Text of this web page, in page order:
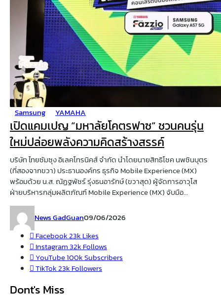
Samsung YAMAHA
เปิดแคมเปญ “มหาลัยโคตรฟาซ” ชวนคนรุ่น
ใหม่ปล่อยพลังความคิดสร้างสรรค์
บริษัท ไทยซัมซุง อิเลคโทรนิคส์ จำกัด นำโดยนายสิทธิโชค นพชินบุตร
(ที่สองจากขวา) ประธานองค์กร ธุรกิจ Mobile Experience (MX)
พร้อมด้วย น.ส. ณัฏฐพัชร์ รุ่งธนอารักษ์ (ขวาสุด) ผู้จัดการอาวุโส
ฝ่ายบริหารกลุ่มผลิตภัณฑ์ Mobile Experience (MX) จับมือ...
News GadGuan09/06/2026
Facebook23k Likes
Instagram32k Follows
YouTube100kSubscribers
TikTok23k Followers
Dont's Miss